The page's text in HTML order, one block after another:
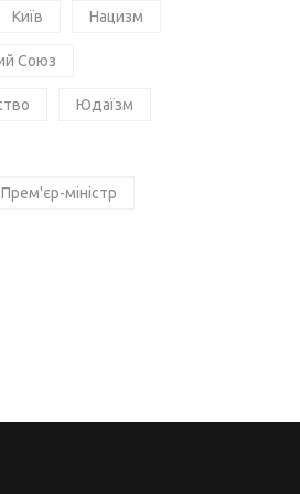
Київ Нацизм
Союз
Юдаїзм
Прем'єр-міністр